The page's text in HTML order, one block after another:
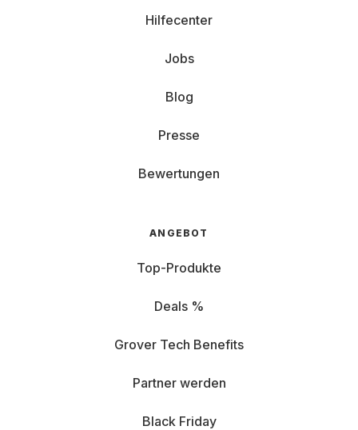
Hilfecenter
Jobs
Blog
Presse
Bewertungen
ANGEBOT
Top-Produkte
Deals %
Grover Tech Benefits
Partner werden
Black Friday